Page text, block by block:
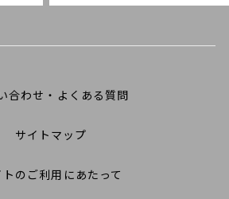
合わせ・よくある質問
サイトマップ
トのご利用にあたって